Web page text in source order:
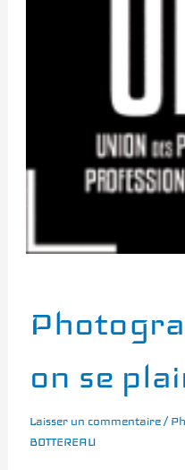
on se
Laisser un commentaire /
BOTTEREAU
peut-
se